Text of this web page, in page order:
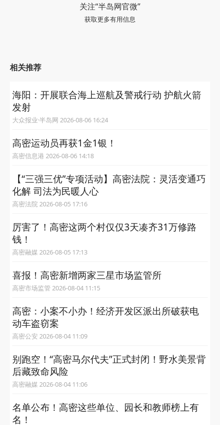
关注“半岛网官微”
获取更多有用信息
相关推荐
海阳：开展联合海上巡航及警戒行动 护航火箭
发射
大众报业·半岛网 2026-08-06 16:24
高密运动员再获1金1银！
高密信息港 2026-08-06 14:18
【“三强三优”专项活动】高密法院：灵活变通巧
化解 司法为民暖人心
高密法院 2026-08-05 17:16
厉害了！高密这两个村仅仅3天凑齐31万修路
钱！
高密融媒 2026-08-05 17:13
喜报！高密新增两家三星市场监管所
高密市场监管 2026-08-04 11:15
高密：小案不小办！经济开发区派出所破获电
动车盗窃案
高密公安 2026-08-04 11:09
别跑空！“高密马尔代夫”正式封闭！野水美景背
后藏致命风险
高密融媒 2026-08-04 11:06
名单公布！高密这些单位、园长和教师榜上有
名！